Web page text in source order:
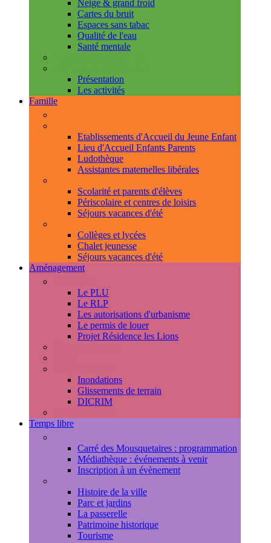
Neige & grand froid
Cartes du bruit
Espaces sans tabac
Qualité de l'eau
Santé mentale
Présentation
Les activités
Famille
Etablissements d'Accueil du Jeune Enfant
Lieu d'Accueil Enfants Parents
Ludothèque
Assistantes maternelles libérales
Scolarité et parents d'élèves
Périscolaire et centres de loisirs
Séjours vacances d'été
Collèges et lycées
Chalet jeunesse
Séjours vacances d'été
Aménagement
Le PLU
Le RLP
Les autorisations d'urbanisme
Le permis de louer
Projet Résidence les Lions
Inondations
Glissements de terrain
DICRIM
Temps libre
Carré des Mousquetaires : programmation
Médiathèque : événements à venir
Inscription à un évènement
Histoire de la ville
Parc et jardins
La passerelle
Patrimoine historique
Tourisme